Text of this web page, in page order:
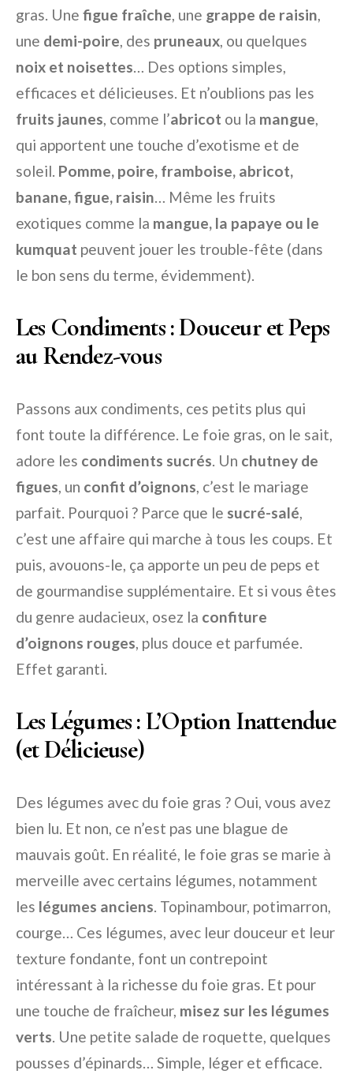
gras. Une figue fraîche, une grappe de raisin,
une demi-poire, des pruneaux, ou quelques
noix et noisettes… Des options simples,
efficaces et délicieuses. Et n’oublions pas les
fruits jaunes, comme l’abricot ou la mangue,
qui apportent une touche d’exotisme et de
soleil. Pomme, poire, framboise, abricot,
banane, figue, raisin… Même les fruits
exotiques comme la mangue, la papaye ou le
kumquat peuvent jouer les trouble-fête (dans
le bon sens du terme, évidemment).
Les Condiments : Douceur et Peps
au Rendez-vous
Passons aux condiments, ces petits plus qui
font toute la différence. Le foie gras, on le sait,
adore les condiments sucrés. Un chutney de
figues, un confit d’oignons, c’est le mariage
parfait. Pourquoi ? Parce que le sucré-salé,
c’est une affaire qui marche à tous les coups. Et
puis, avouons-le, ça apporte un peu de peps et
de gourmandise supplémentaire. Et si vous êtes
du genre audacieux, osez la confiture
d’oignons rouges, plus douce et parfumée.
Effet garanti.
Les Légumes : L’Option Inattendue
(et Délicieuse)
Des légumes avec du foie gras ? Oui, vous avez
bien lu. Et non, ce n’est pas une blague de
mauvais goût. En réalité, le foie gras se marie à
merveille avec certains légumes, notamment
les légumes anciens. Topinambour, potimarron,
courge… Ces légumes, avec leur douceur et leur
texture fondante, font un contrepoint
intéressant à la richesse du foie gras. Et pour
une touche de fraîcheur, misez sur les légumes
verts. Une petite salade de roquette, quelques
pousses d’épinards… Simple, léger et efficace.